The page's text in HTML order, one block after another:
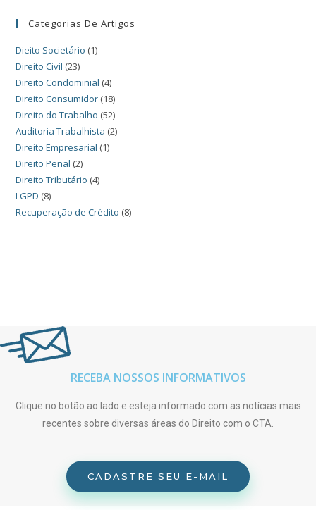
Categorias De Artigos
Dieito Societário (1)
Direito Civil (23)
Direito Condominial (4)
Direito Consumidor (18)
Direito do Trabalho (52)
Auditoria Trabalhista (2)
Direito Empresarial (1)
Direito Penal (2)
Direito Tributário (4)
LGPD (8)
Recuperação de Crédito (8)
RECEBA NOSSOS INFORMATIVOS
Clique no botão ao lado e esteja informado com as notícias mais
recentes sobre diversas áreas do Direito com o CTA.
CADASTRE SEU E-MAIL